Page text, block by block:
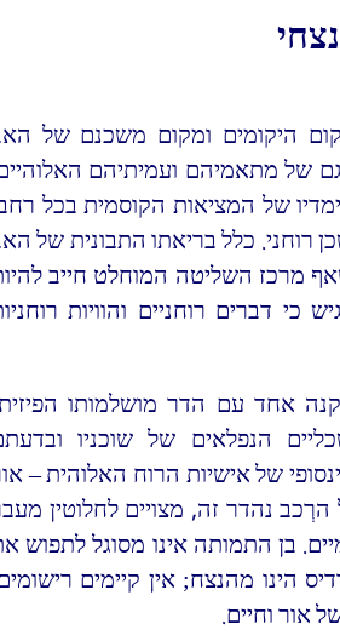
היקומים ומקום משכנם של
של מתאמיהם ועמיתיהם
של המציאות הקוסמית בכל
רוחני. כלל בריאתו התבונית של
מרכז השליטה המוחלט חייב
כי דברים רוחניים והוויות
אחד עם הדר מושלמותו
הנפלאים של שוכניו
של אישיות הרוח האלוהית –
הרְכב נהדר זה, מצויים לחלוטין
בן התמותה אינו מסוגל לתפוש
הינו מהנצח; אין קיימים
אור וחיים.